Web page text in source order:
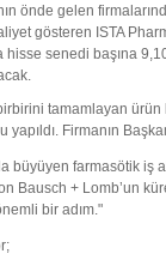
önde gelen
gösteren ISTA
hisse senedi başına
tamamlayan
yapıldı. Firmanın
büyüyen farmasötik iş
Bausch + Lomb’un
bir adım."